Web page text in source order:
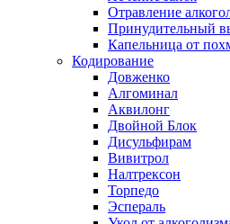
Отравление
Принудительный
Капельница от
Кодирование
Довженко
Алгоминал
Аквилонг
Двойной Блок
Дисульфирам
Вивитрол
Налтрексон
Торпедо
Эспераль